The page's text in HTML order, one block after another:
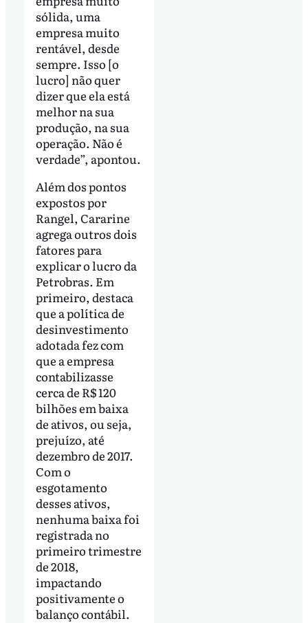
sólida, uma
empresa muito
rentável, desde
sempre. Isso [o
lucro] não quer
dizer que ela está
melhor na sua
produção, na sua
operação. Não é
verdade”, apontou.
Além dos pontos
expostos por
Rangel, Cararine
agrega outros dois
fatores para
explicar o lucro da
Petrobras. Em
primeiro, destaca
que a política de
desinvestimento
adotada fez com
que a empresa
contabilizasse
cerca de R$ 120
bilhões em baixa
de ativos, ou seja,
prejuízo, até
dezembro de 2017.
Com o
esgotamento
desses ativos,
nenhuma baixa foi
registrada no
primeiro trimestre
de 2018,
impactando
positivamente o
balanço contábil.